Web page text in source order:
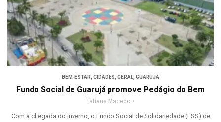
BEM-ESTAR, CIDADES, GERAL, GUARUJÁ
Fundo Social de Guarujá promove Pedágio do Bem
Tatiana Macedo
Com a chegada do inverno, o Fundo Social de Solidariedade (FSS) de